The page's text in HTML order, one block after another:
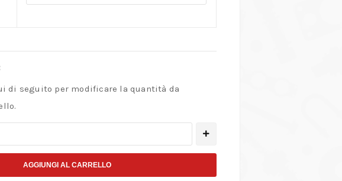
di seguito per modificare la quantità da
AGGIUNGI AL CARRELLO